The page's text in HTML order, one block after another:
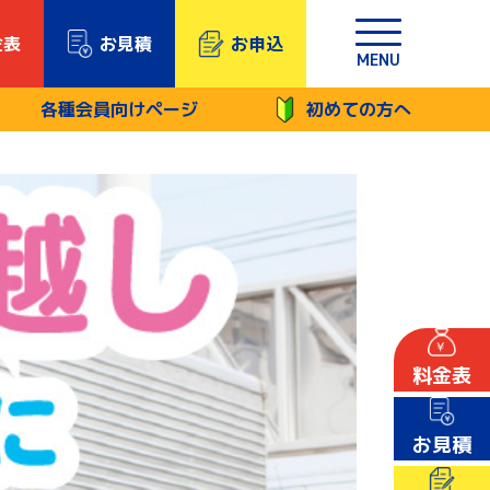
料金表
お見積
お見積 お申込
MENU
各種会員向けページ 初めての方へ